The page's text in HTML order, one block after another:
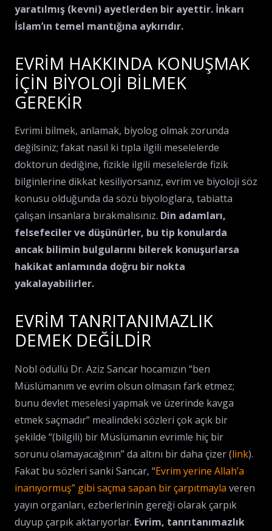
yaratılmış (kevni) ayetlerden bir ayettir. İnkarı
İslam’ın temel mantığına aykırıdır.
EVRİM HAKKINDA KONUŞMAK
İÇİN BİYOLOJİ BİLMEK
GEREKİR
Evrimi bilmek, anlamak, biyolog olmak zorunda
değilsiniz; fakat nasıl ki tıpla ilgili meselelerde
doktorun dediğine, fizikle ilgili meselelerde fizik
bilginlerine dikkat kesiliyorsanız, evrim ve biyoloji söz
konusu olduğunda da sözü biyologlara, tabiatta
çalışan insanlara bırakmalısınız. Din adamları,
felsefeciler ve düşünürler, bu tip konularda
ancak bilimin bulgularını bilerek konuşurlarsa
hakikat anlamında doğru bir nokta
yakalayabilirler.
EVRİM TANRITANIMAZLIK
DEMEK DEĞİLDİR
Nobl ödüllü Dr. Aziz Sancar hocamızın “ben
Müslümanım ve evrim olsun olmasın fark etmez;
bunu devlet meselesi yapmak ve üzerinde kavga
etmek saçmadır” mealindeki sözleri çok açık bir
şekilde “(bilgili) bir Müslümanın evrimle hiç bir
sorunu olamayacağının” da altını bir daha çizer (link).
Fakat bu sözleri sanki Sancar, “Evrim yerine Allah’a
inanıyormuş” gibi saçma sapan bir çarpıtmayla veren
yayın organları, ezberlerinin gereği olarak çarpık
duyup çarpık aktarıyorlar. Evrim, tanrıtanımazlık